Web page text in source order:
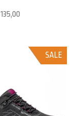
135,00
SALE